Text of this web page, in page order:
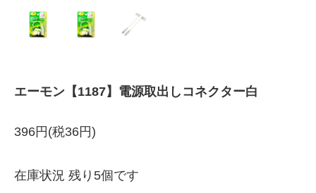
エーモン【1187】電源取出しコネクター白
396円(税36円)
在庫状況 残り5個です